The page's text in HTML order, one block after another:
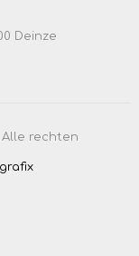
Deinze
Alle rechten